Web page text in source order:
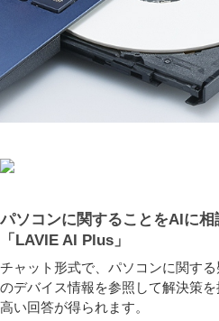
パソコンに関することをAIに相
「LAVIE AI Plus」
チャット形式で、パソコンに関す
のデバイス情報を参照して解決策
高い回答が得られます。